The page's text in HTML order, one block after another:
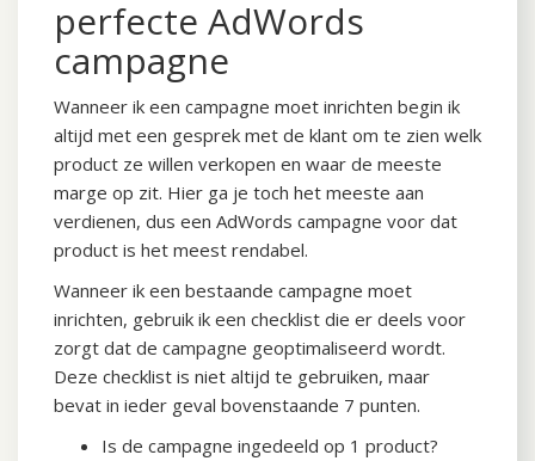
perfecte AdWords
campagne
Wanneer ik een campagne moet inrichten begin ik
altijd met een gesprek met de klant om te zien welk
product ze willen verkopen en waar de meeste
marge op zit. Hier ga je toch het meeste aan
verdienen, dus een AdWords campagne voor dat
product is het meest rendabel.
Wanneer ik een bestaande campagne moet
inrichten, gebruik ik een checklist die er deels voor
zorgt dat de campagne geoptimaliseerd wordt.
Deze checklist is niet altijd te gebruiken, maar
bevat in ieder geval bovenstaande 7 punten.
Is de campagne ingedeeld op 1 product?